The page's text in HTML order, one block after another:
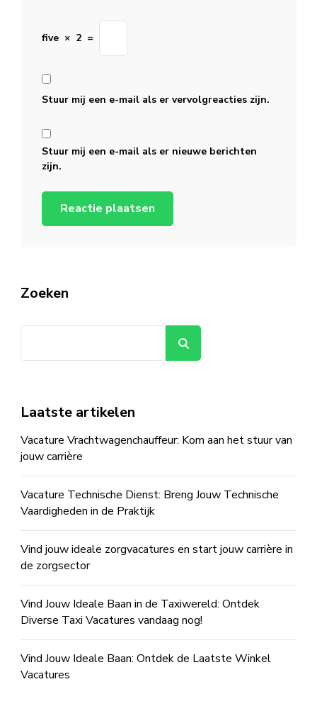
five × 2 =
Stuur mij een e-mail als er vervolgreacties zijn.
Stuur mij een e-mail als er nieuwe berichten
zijn.
Zoeken
Laatste artikelen
Vacature Vrachtwagenchauffeur: Kom aan het stuur van
jouw carrière
Vacature Technische Dienst: Breng Jouw Technische
Vaardigheden in de Praktijk
Vind jouw ideale zorgvacatures en start jouw carrière in
de zorgsector
Vind Jouw Ideale Baan in de Taxiwereld: Ontdek
Diverse Taxi Vacatures vandaag nog!
Vind Jouw Ideale Baan: Ontdek de Laatste Winkel
Vacatures